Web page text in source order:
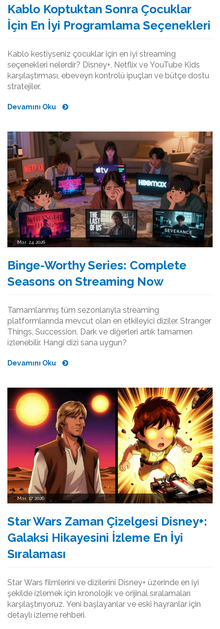
Kablo Koptuktan Sonra Çocuklar
İçin En İyi Programlama Seçenekleri
Kablo kestiyseniz çocuklar için en iyi streaming
seçenekleri nelerdir? Disney+, Netflix ve YouTube Kids
karşılaştırması, ebeveyn kontrolü ipuçları ve bütçe dostu
stratejiler.
Devamını Oku
Mar, 24 2026
Binge-Worthy Series: Complete
Seasons on Streaming Now
Tamamlanmış tüm sezonlarıyla streaming
platformlarında mevcut olan en etkileyici diziler. Stranger
Things, Succession, Dark ve diğerleri artık tamamen
izlenebilir. Hangi dizi sana uygun?
Devamını Oku
Mar, 17 2026
Star Wars Zaman Çizelgesi Disney+:
Galaksi Hikayesini İzleme En İyi
Sıralaması
Star Wars filmlerini ve dizilerini Disney+ üzerinde en iyi
şekilde izlemek için kronolojik ve orijinal sıralamaları
karşılaştırıyoruz. Yeni başlayanlar ve eski hayranlar için
detaylı izleme rehberi.